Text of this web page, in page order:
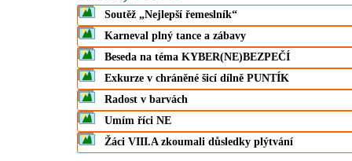
Soutěž „Nejlepší řemeslník“
Karneval plný tance a zábavy
Beseda na téma KYBER(NE)BEZPEČÍ
Exkurze v chráněné šicí dílně PUNTÍK
Radost v barvách
Umím říci NE
Žáci VIII.A zkoumali důsledky plýtvání